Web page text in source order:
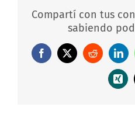
Compartí con tus
sabiendo
Facebook
X Reddit